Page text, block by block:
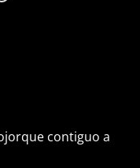
contiguo a